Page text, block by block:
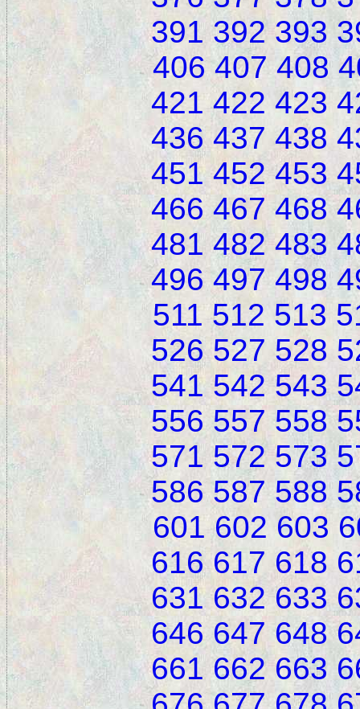
391 392 393
406 407 408
421 422 423
436 437 438
451 452 453
466 467 468
481 482 483
496 497 498
511 512 513
526 527 528
541 542 543
556 557 558
571 572 573
586 587 588
601 602 603
616 617 618
631 632 633
646 647 648
661 662 663